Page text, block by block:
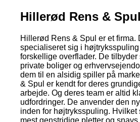
Hillerød Rens & Spul
Hillerød Rens & Spul er et firma.
specialiseret sig i
forskellige overflader. De
private boliger og
dem til en alsidig spiller på
& Spul er kendt for deres
arbejde. Og deres team er altid
udfordringer. De anvender den
inden for højtryksspuling. Hvilket